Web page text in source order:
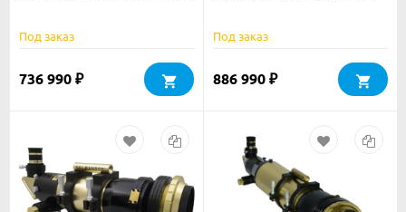
Под заказ
736 990 ₽
Под заказ
886 990 ₽